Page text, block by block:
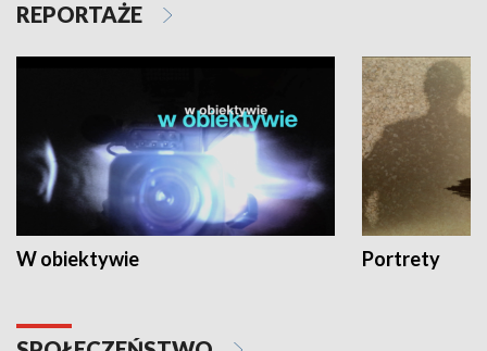
REPORTAŻE
W obiektywie Portrety